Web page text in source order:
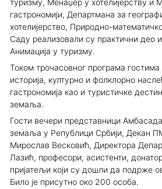
туризму, Менаџер у хотелијерству и
гастрономији, Департмана за
хотелијерство, Природно-
Саду реализовали су практични део
Анимација у туризму.
Током трочасовног програма гостима
историја, културно и фолклорно
гастрономија као и туристичке
земаља.
Гости вечери представници
земаља у Републици Србији, Декан
Мирослав Весковић, Директора
Лазић, професори, асистенти,
пријатељи који су дошли да подрже
Било је присутно око 200 особа.